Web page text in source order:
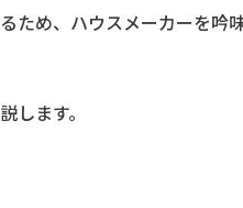
ため、ハウスメーカーを吟
します。